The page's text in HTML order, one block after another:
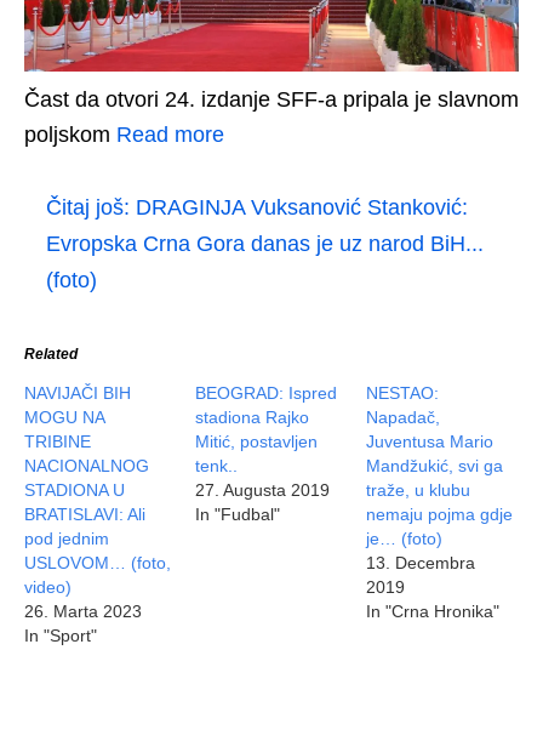
Čast da otvori 24. izdanje SFF-a pripala je slavnom
poljskom Read more
Čitaj još: DRAGINJA Vuksanović Stanković:
Evropska Crna Gora danas je uz narod BiH...
(foto)
Related
NAVIJAČI BIH
MOGU NA
TRIBINE
NACIONALNOG
STADIONA U
BRATISLAVI: Ali
pod jednim
USLOVOM… (foto,
video)
26. Marta 2023
In "Sport"
BEOGRAD: Ispred
stadiona Rajko
Mitić, postavljen
tenk..
27. Augusta 2019
In "Fudbal"
NESTAO:
Napadač,
Juventusa Mario
Mandžukić, svi ga
traže, u klubu
nemaju pojma gdje
je… (foto)
13. Decembra
2019
In "Crna Hronika"